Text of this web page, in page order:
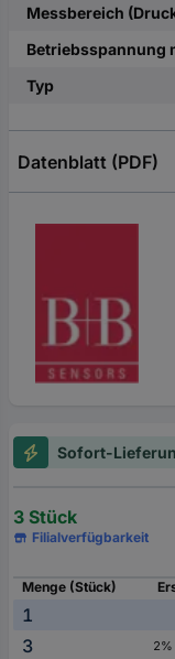
Messbereich
Betriebsspannung
Typ
Datenblatt (PDF)
Sofort-
3 Stück
Filialverfügbarkeit
Menge (Stück)
1
3